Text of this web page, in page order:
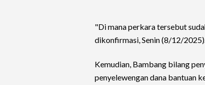
"Di mana perkara tersebut
dikonfirmasi, Senin (8/12/
Kemudian, Bambang bilang
penyelewengan dana bantuan